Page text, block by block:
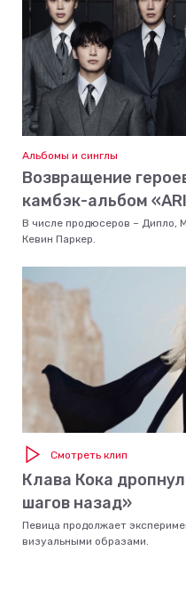
Альбомы и синглы
Возвращение
камбэк-альбом
В числе продюсеров – Дипло,
Кевин Паркер.
Смотреть клип
Клава Кока
шагов назад»
Певица продолжает
визуальными образами.